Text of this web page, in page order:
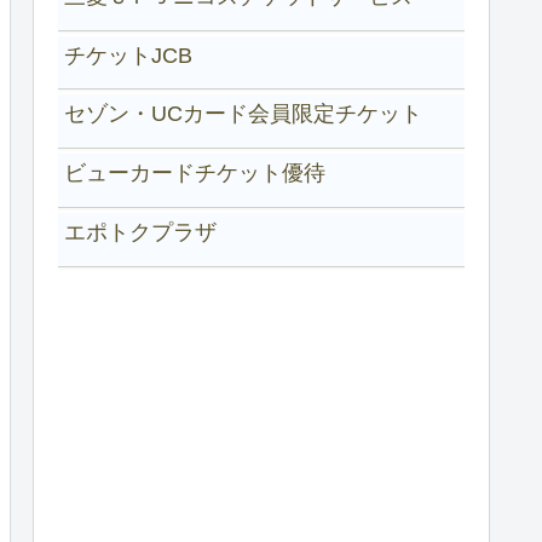
チケットJCB
セゾン・UCカード会員限定チケット
ビューカードチケット優待
エポトクプラザ